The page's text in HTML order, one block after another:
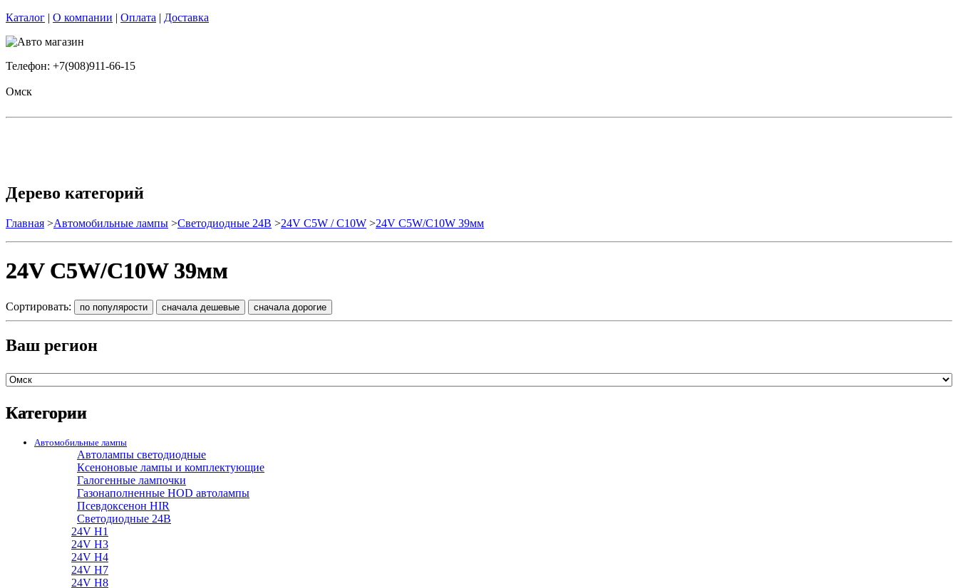
Каталог | О компании | Оплата | Доставка
Телефон: +7(908)911-66-15
Омск
Дерево категорий
Главная >Автомобильные лампы >Cветодиодные 24B >24V C5W / C10W >24V C5W/C10W 39мм
24V C5W/C10W 39мм
Сортировать:
Ваш регион
Категории
Автомобильные лампы
Автолампы светодиодные
Ксеноновые лампы и комплектующие
Галогенные лампочки
Газонаполненные HOD автолампы
Псевдоксенон HIR
Cветодиодные 24B
24V H1
24V H3
24V H4
24V H7
24V H8